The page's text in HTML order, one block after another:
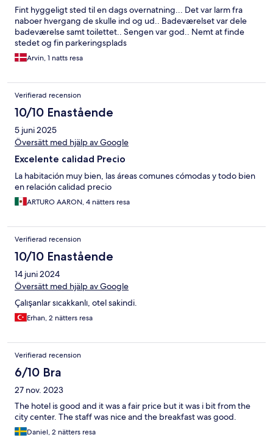
Fint hyggeligt sted til en dags overnatning... Det var larm fra
naboer hvergang de skulle ind og ud.. Badeværelset var dele
badeværelse samt toilettet.. Sengen var god.. Nemt at finde
stedet og fin parkeringsplads
Arvin, 1 natts resa
Verifierad recension
10/10 Enastående
5 juni 2025
Översätt med hjälp av Google
Excelente calidad Precio
La habitación muy bien, las áreas comunes cómodas y todo bien
en relación calidad precio
ARTURO AARON, 4 nätters resa
Verifierad recension
10/10 Enastående
14 juni 2024
Översätt med hjälp av Google
Çalışanlar sıcakkanlı, otel sakindi.
Erhan, 2 nätters resa
Verifierad recension
6/10 Bra
27 nov. 2023
The hotel is good and it was a fair price but it was i bit from the
city center. The staff was nice and the breakfast was good.
Daniel, 2 nätters resa